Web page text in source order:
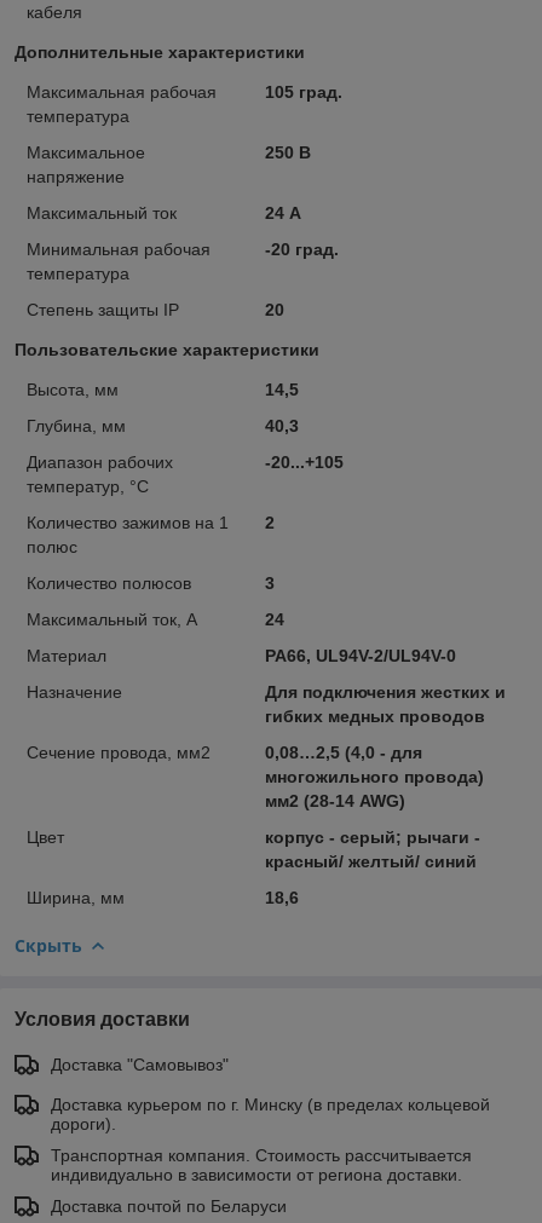
кабеля
Дополнительные характеристики
Максимальная рабочая
температура
105 град.
Максимальное
напряжение
250 В
Максимальный ток
24 А
Минимальная рабочая
температура
-20 град.
Степень защиты IP 20
Пользовательские характеристики
Высота, мм
14,5
Глубина, мм
40,3
Диапазон рабочих
температур, °C
-20...+105
Количество зажимов на 1
полюс
2
Количество полюсов
3
Максимальный ток, А
24
Материал
PA66, UL94V-2/UL94V-0
Назначение
Для подключения жестких и
гибких медных проводов
Сечение провода, мм2
0,08…2,5 (4,0 - для
многожильного провода)
мм2 (28-14 AWG)
Цвет
корпус - серый; рычаги -
красный/ желтый/ синий
Ширина, мм
18,6
Скрыть
Условия доставки
Доставка "Самовывоз"
Доставка курьером по г. Минску (в пределах кольцевой
дороги).
Транспортная компания. Стоимость рассчитывается
индивидуально в зависимости от региона доставки.
Доставка почтой по Беларуси